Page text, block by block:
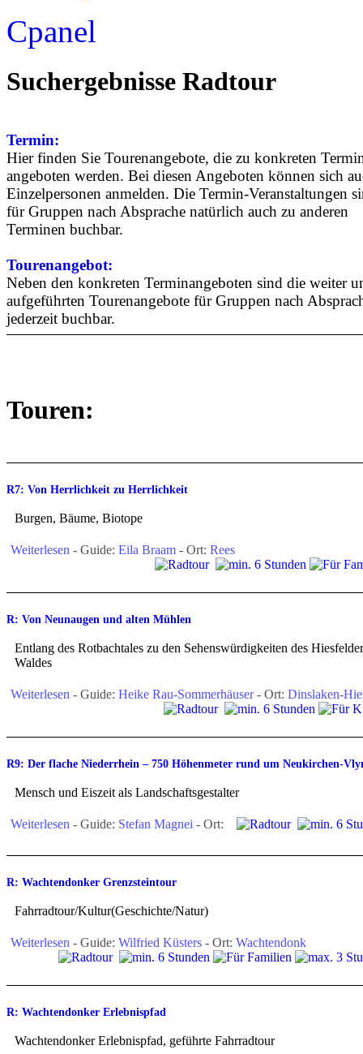
Cpanel
Suchergebnisse Radtour
Termin:
Hier finden Sie Tourenangebote, die zu konkreten
angeboten werden. Bei diesen Angeboten können sich
Einzelpersonen anmelden. Die Termin-Veranstaltungen
für Gruppen nach Absprache natürlich auch zu anderen
Terminen buchbar.
Tourenangebot:
Neben den konkreten Terminangeboten sind die weiter
aufgeführten Tourenangebote für Gruppen nach
jederzeit buchbar.
Touren:
R7: Von Herrlichkeit zu Herrlichkeit
Burgen, Bäume, Biotope
Weiterlesen - Guide: Eila Braam - Ort: Rees
R: Von Neunaugen und alten Mühlen
Entlang des Rotbachtales zu den Sehenswürdigkeiten des Hiesfelder
Waldes
Weiterlesen - Guide: Heike Rau-Sommerhäuser- Ort: Dinslaken-
R9: Der flache Niederrhein – 750 Höhenmeter rund um Neukirchen-
Mensch und Eiszeit als Landschaftsgestalter
Weiterlesen - Guide: Stefan Magnei - Ort:
R: Wachtendonker Grenzsteintour
Fahrradtour/Kultur(Geschichte/Natur)
Weiterlesen - Guide: Wilfried Küsters - Ort: Wachtendonk
R: Wachtendonker Erlebnispfad
Wachtendonker Erlebnispfad, geführte Fahrradtour